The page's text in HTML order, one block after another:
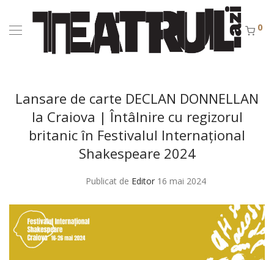
0
Lansare de carte DECLAN DONNELLAN
la Craiova | Întâlnire cu regizorul
britanic în Festivalul Internațional
Shakespeare 2024
Publicat de Editor 16 mai 2024